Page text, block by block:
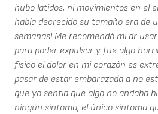
hubo latidos, ni movimientos en el
había decrecido su tamaño era de
semanas! Me recomendó mi dr
para poder expulsar y fue algo
físico el dolor en mi corazón es
pasar de estar embarazada a no
que yo sentía que algo no andaba
ningún síntoma, el único síntoma